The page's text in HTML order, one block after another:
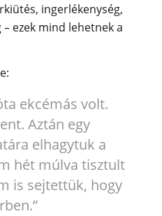
ingerlékenység,
ezek mind lehetnek a
ekcémás volt.
Aztán egy
elhagytuk a
hét múlva tisztult
is sejtettük, hogy